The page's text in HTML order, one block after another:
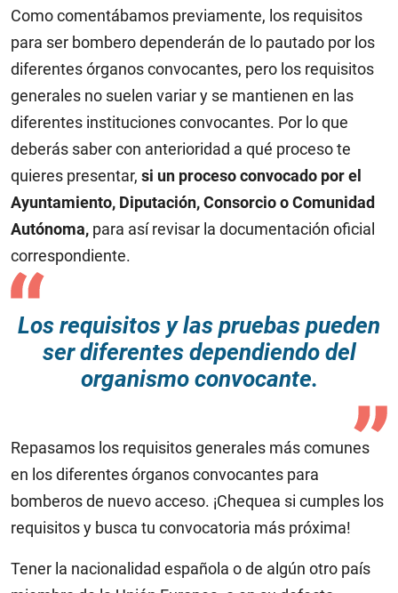
Como comentábamos previamente, los requisitos
para ser bombero dependerán de lo pautado por los
diferentes órganos convocantes, pero los requisitos
generales no suelen variar y se mantienen en las
diferentes instituciones convocantes. Por lo que
deberás saber con anterioridad a qué proceso te
quieres presentar, si un proceso convocado por el
Ayuntamiento, Diputación, Consorcio o Comunidad
Autónoma, para así revisar la documentación oficial
correspondiente.
Los requisitos y las pruebas pueden
ser diferentes dependiendo del
organismo convocante.
Repasamos los requisitos generales más comunes
en los diferentes órganos convocantes para
bomberos de nuevo acceso. ¡Chequea si cumples los
requisitos y busca tu convocatoria más próxima!
Tener la nacionalidad española o de algún otro país